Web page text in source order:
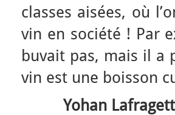
classes aisées, où
vin en société ! Par
buvait pas, mais il a
vin est une boisson
Yohan